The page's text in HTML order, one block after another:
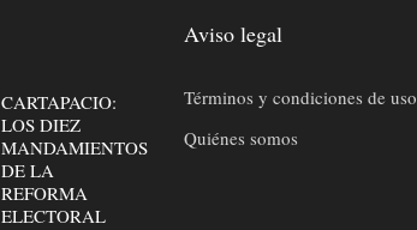
CARTAPACIO:
LOS DIEZ
MANDAMIENTOS
DE LA
REFORMA
ELECTORAL
Aviso legal
Términos y condiciones de uso
Quiénes somos